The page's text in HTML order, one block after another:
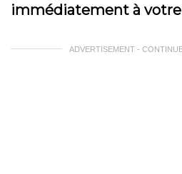
immédiatement à
ADVERTISEMENT -